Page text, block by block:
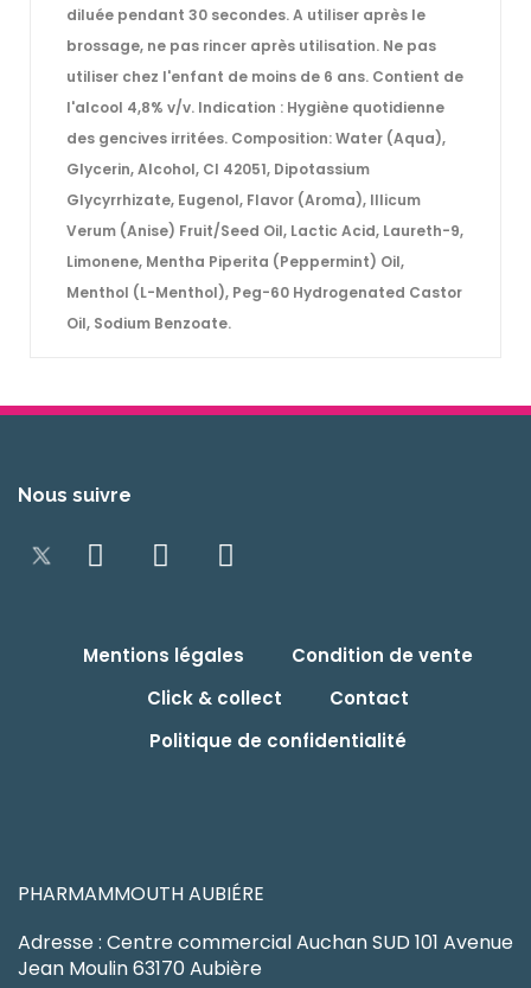
diluée pendant 30 secondes. A utiliser après le
brossage, ne pas rincer après utilisation. Ne pas
utiliser chez l'enfant de moins de 6 ans. Contient de
l'alcool 4,8% v/v. Indication : Hygiène quotidienne
des gencives irritées. Composition: Water (Aqua),
Glycerin, Alcohol, CI 42051, Dipotassium
Glycyrrhizate, Eugenol, Flavor (Aroma), Illicum
Verum (Anise) Fruit/Seed Oil, Lactic Acid, Laureth-9,
Limonene, Mentha Piperita (Peppermint) Oil,
Menthol (L-Menthol), Peg-60 Hydrogenated Castor
Oil, Sodium Benzoate.
Nous suivre
Mentions légales
Condition de vente
Click & collect
Contact
Politique de confidentialité
PHARMAMMOUTH AUBIÉRE
Adresse : Centre commercial Auchan SUD 101 Avenue
Jean Moulin 63170 Aubière